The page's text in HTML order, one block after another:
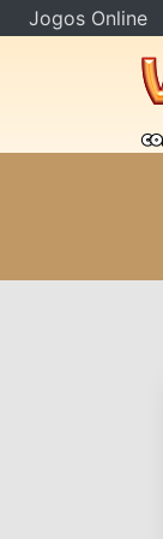
Jogos Online